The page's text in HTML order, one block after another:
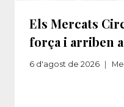
Els Mercats
força i arriben
6 d'agost de 2026